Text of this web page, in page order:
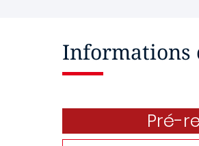
Informations
Pré-